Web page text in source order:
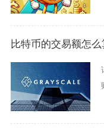
比特币的交易额怎么